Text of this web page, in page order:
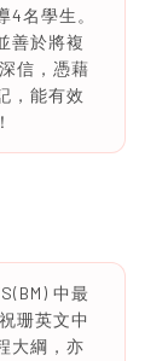
名學生。
善於將複
信，憑藉
，能有效
中最
珊英文中
大綱，亦